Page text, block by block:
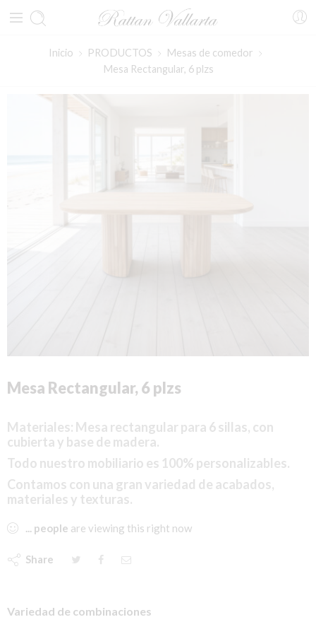
Inicio PRODUCTOS
Mesas de comedor
Mesa Rectangular, 6 plzs
Mesa Rectangular, 6 plzs
Materiales: Mesa rectangular para 6 sillas, con
cubierta y base de madera.
Todo nuestro mobiliario es 100% personalizables.
Contamos con una gran variedad de acabados,
materiales y texturas.
... people are viewing this right now
Share
Variedad de combinaciones